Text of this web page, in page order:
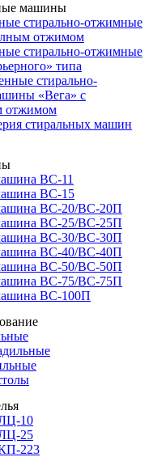
машины
стирально-отжимные
отжимом
стирально-отжимные
типа
стирально-
«Вега» с
отжимом
стиральных машин
ВС-11
ВС-15
ВС-20/ВС-20П
ВС-25/ВС-25П
ВС-30/ВС-30П
ВС-40/ВС-40П
ВС-50/ВС-50П
ВС-75/ВС-75П
ВС-100П
10
25
223